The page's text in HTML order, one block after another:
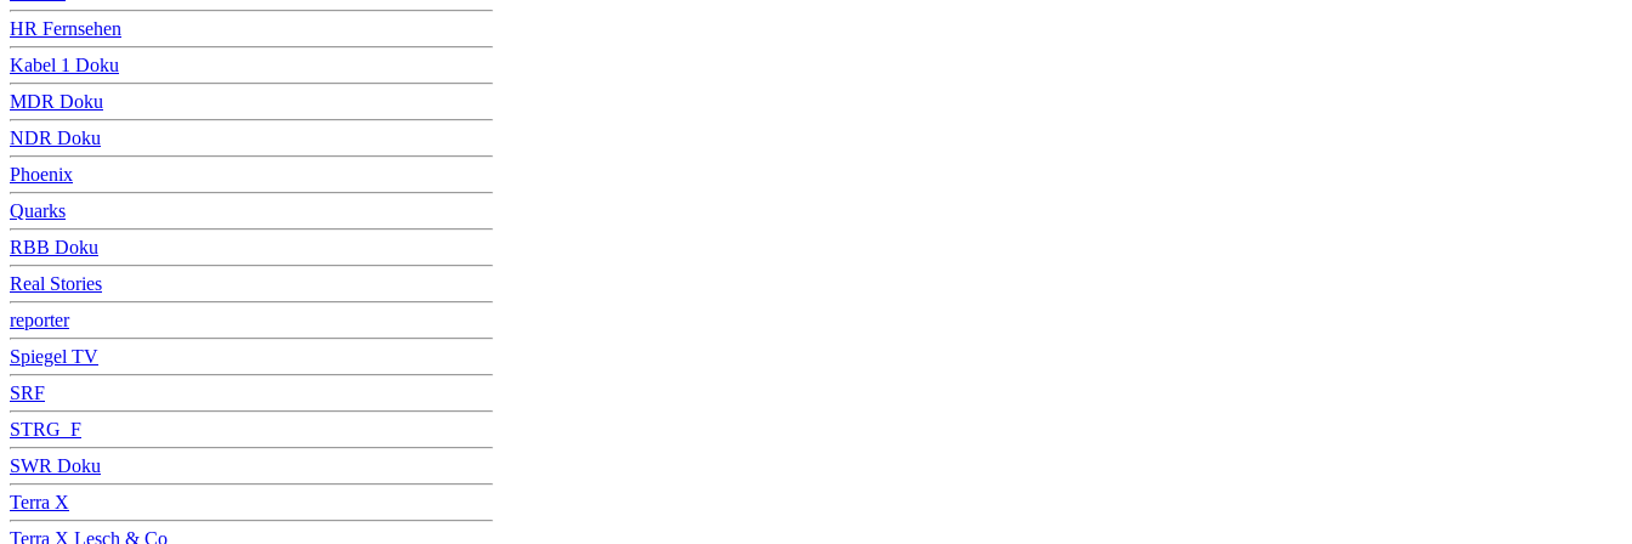
HR Fernsehen
Kabel 1 Doku
MDR Doku
NDR Doku
Phoenix
Quarks
RBB Doku
Real Stories
reporter
Spiegel TV
SRF
STRG_F
SWR Doku
Terra X
Terra X Lesch & Co